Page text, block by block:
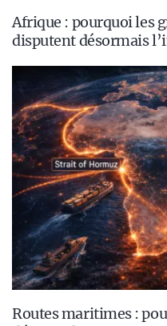
Afrique : pourquoi les
disputent désormais
Routes maritimes :